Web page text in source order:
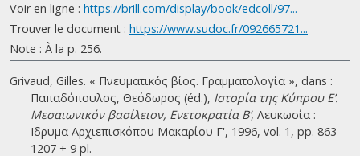
Voir en ligne : https://brill.com/display/book/edcoll/97...
Trouver le document : https://www.sudoc.fr/092665721...
Note : À la p. 256.
Grivaud, Gilles. « Πνευματικός βίος. Γραμματολογία », dans :
Παπαδόπουλος, Θεόδωρος (éd.), Ιστορία της Κύπρου Ε’.
Μεσαιωνικόν βασίλειον, Ενετοκρατία Β’, Λευκωσία :
Ιδρυμα Αρχιεπισκόπου Μακαρίου Γ', 1996, vol. 1, pp. 863-
1207 + 9 pl.